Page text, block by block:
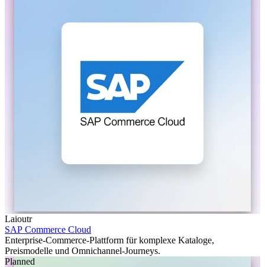
Laioutr
SAP Commerce Cloud
Enterprise-Commerce-Plattform für komplexe Kataloge,
Preismodelle und Omnichannel-Journeys.
Planned